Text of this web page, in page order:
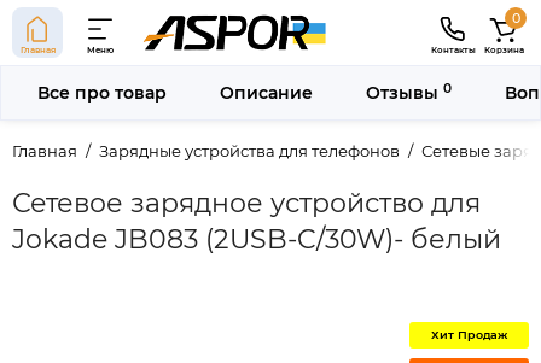
Главная Меню Контакты
0
Корзина
Главная Зарядные устройства для телефонов Сетевые
Сетевое зарядное устройство для
Jokade JB083 (2USB-C/30W)- белый
Все про товар Описание Отзывы 0
Хит Продаж